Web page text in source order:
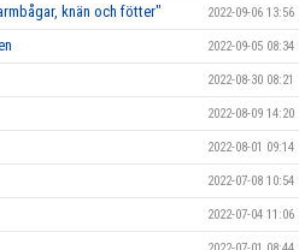
knän och fötter" 2022-09-06 13:56
2022-09-05 08:34
2022-08-30 08:21
2022-08-09 14:20
2022-08-01 09:14
2022-07-08 10:54
2022-07-04 11:06